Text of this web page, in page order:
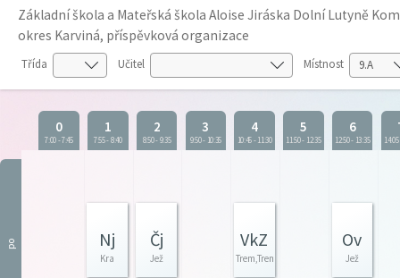
Základní škola a Mateřská škola Aloise Jiráska Dolní Lutyně
okres Karviná, příspěvková organizace
Třída Učitel Místnost
0
7:00-7:45
1
7:55-8:40
2
8:50-9:35
3
9:50- 10:35
4
10:45-11:30
5
11:50- 12:35
6
12:50- 13:35 14:05
po Nj
Kra
Čj
Jež
VkZ
Trem,Trem,Trem,Trem
Ov
Jež